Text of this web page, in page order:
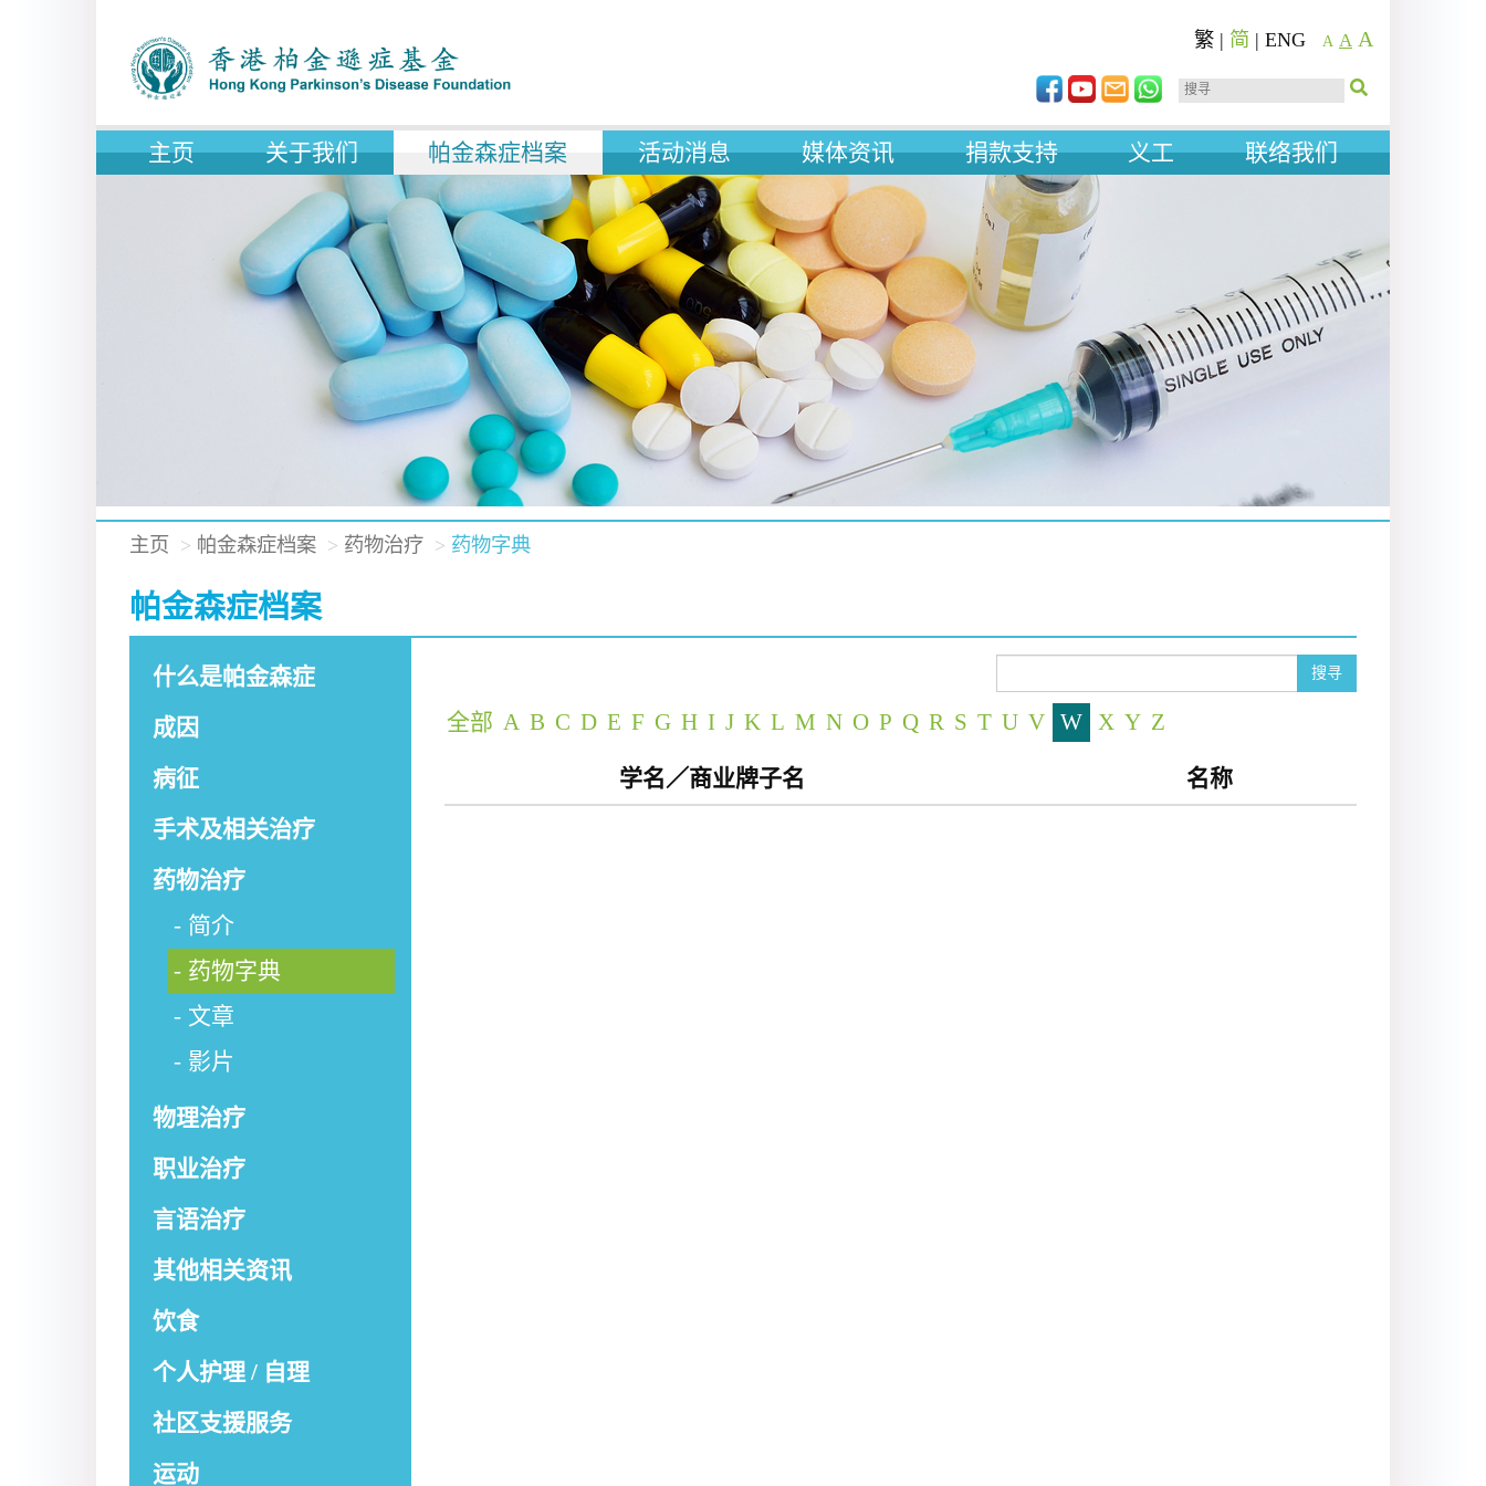
繁 | 简 | ENG A A A
主页 关于我们 帕金森症档案 活动消息 媒体资讯 捐款支持 义工 联络我们
主页 帕金森症档案 药物治疗 药物字典
帕金森症档案
什么是帕金森症
成因
病征
手术及相关治疗
药物治疗
简介
药物字典
文章
影片
物理治疗
职业治疗
言语治疗
其他相关资讯
饮食
个人护理 / 自理
社区支援服务
运动
搜寻
全部 A B C D E F G H I J K L M N O P Q R S T U V W X Y Z
学名／商业牌子名 名称